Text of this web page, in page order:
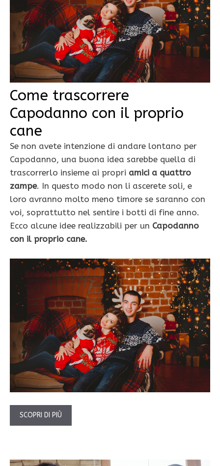
Come trascorrere
Capodanno con il proprio
cane
Se non avete intenzione di andare lontano per
Capodanno, una buona idea sarebbe quella di
trascorrerlo insieme ai propri amici a quattro
zampe. In questo modo non li ascerete soli, e
loro avranno molto meno timore se saranno con
voi, soprattutto nel sentire i botti di fine anno.
Ecco alcune idee realizzabili per un Capodanno
con il proprio cane.
SCOPRI DI PIÙ